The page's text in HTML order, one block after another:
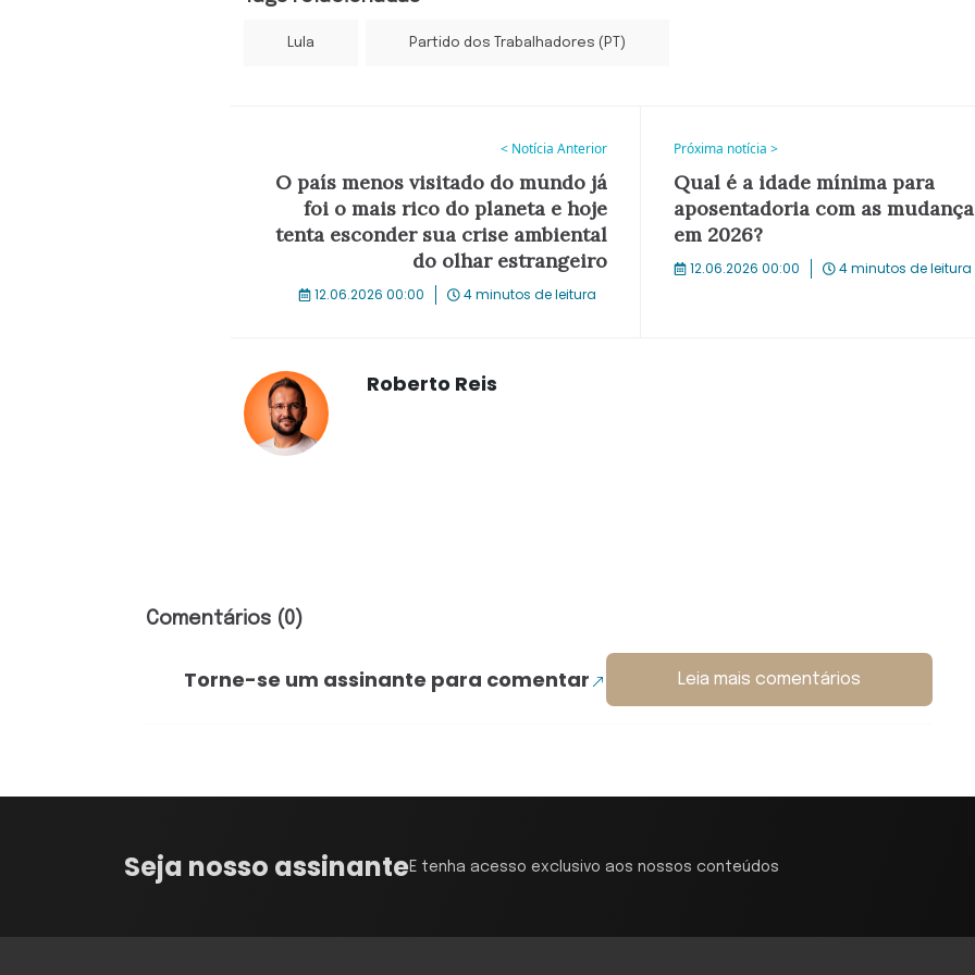
Lula Partido dos Trabalhadores (PT)
< Notícia Anterior
O país menos visitado do mundo já
foi o mais rico do planeta e hoje
tenta esconder sua crise ambiental
do olhar estrangeiro
12.06.2026 00:00 4 minutos de leitura
Próxima notícia >
Qual é a idade mínima para
aposentadoria com as
em 2026?
12.06.2026 00:00 4 minutos de leitura
Roberto Reis
Comentários (0)
Torne-se um assinante para comentar Leia mais comentários
Seja nosso assinanteE tenha acesso exclusivo aos nossos conteúdos